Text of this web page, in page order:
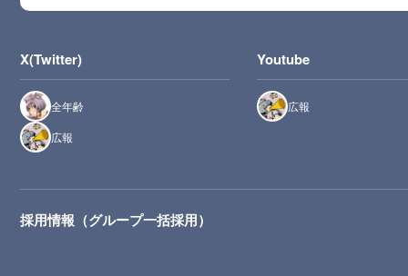
X(Twitter)
全年齢
広報
Youtube
広報
採用情報（グループ一括採用）